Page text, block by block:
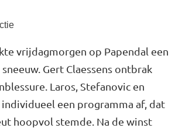
vrijdagmorgen op Papendal een
Gert Claessens ontbrak
Laros, Stefanovic en
een programma af, dat
hoopvol stemde. Na de winst